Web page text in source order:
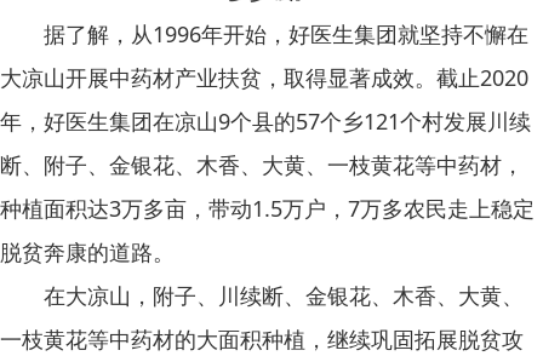
据了解，从1996年开始，好医生集团就坚持不懈在
大凉山开展中药材产业扶贫，取得显著成效。截止2020
年，好医生集团在凉山9个县的57个乡121个村发展川续
断、附子、金银花、木香、大黄、一枝黄花等中药材，
种植面积达3万多亩，带动1.5万户，7万多农民走上稳定
脱贫奔康的道路。
在大凉山，附子、川续断、金银花、木香、大黄、
一枝黄花等中药材的大面积种植，继续巩固拓展脱贫攻